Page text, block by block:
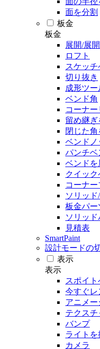
面を分割
板金
板金
展開/展
ロフト
スケッ
切り抜き
成形ツー
ベンド角
コーナ
留め継ぎ
閉じた角
ベンドノ
パンチベ
ベンドを
クイック
コーナー
ソリッ
板金パー
ソリッ
見積表
SmartPaint
設計モードの
表示
表示
スポイト
今すぐレ
アニメー
テクスチ
バンプ
ライトを
カメラ